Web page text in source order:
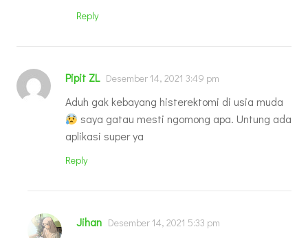
Reply
Pipit ZL Desember 14, 2021 3:49 pm
Aduh gak kebayang histerektomi di usia muda
saya gatau mesti ngomong apa. Untung ada
aplikasi super ya
Reply
Jihan Desember 14, 2021 5:33 pm